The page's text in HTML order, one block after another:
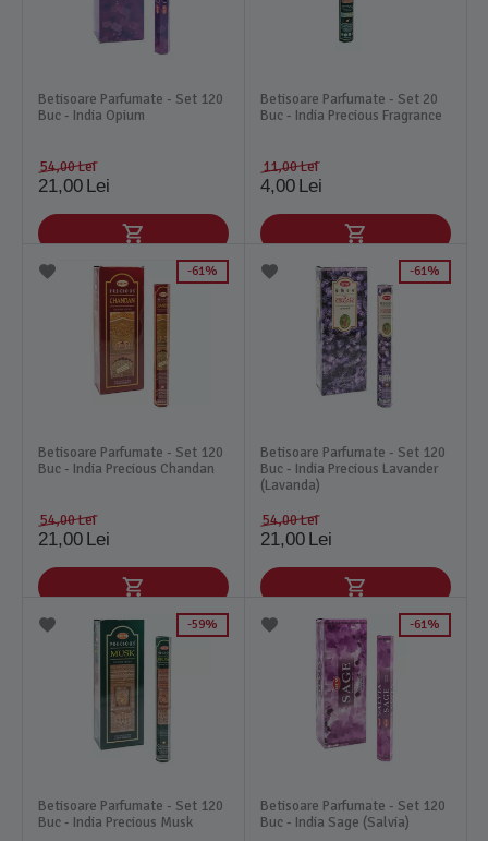
Betisoare Parfumate - Set 120
Buc - India Opium
54,00Lei
21,00 Lei
Betisoare Parfumate - Set 20
Buc - India Precious Fragrance
11,00Lei
4,00 Lei
61%
Betisoare Parfumate - Set 120
Buc - India Precious Chandan
54,00Lei
21,00 Lei
61%
Betisoare Parfumate - Set 120
Buc - India Precious Lavander
(Lavanda)
54,00Lei
21,00 Lei
59%
Betisoare Parfumate - Set 120
Buc - India Precious Musk
61%
Betisoare Parfumate - Set 120
Buc - India Sage (Salvia)